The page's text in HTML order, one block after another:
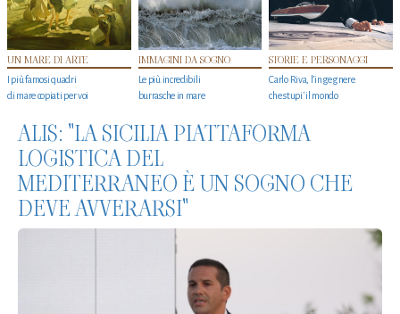
UN MARE DI ARTE
I più famosi quadri
di mare copiati per voi
IMMAGINI DA SOGNO
Le più incredibili
burrasche in mare
STORIE E PERSONAGGI
Carlo Riva, l’ingegnere
che stupi' il mondo
ALIS: "LA SICILIA PIATTAFORMA
LOGISTICA DEL
MEDITERRANEO È UN SOGNO CHE
DEVE AVVERARSI"